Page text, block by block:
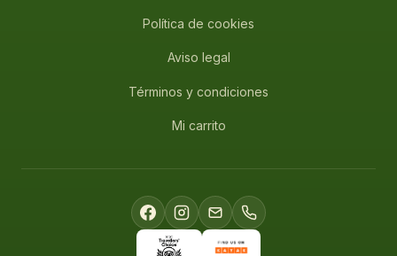
Política de cookies
Aviso legal
Términos y condiciones
Mi carrito